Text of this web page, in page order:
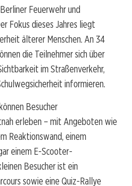
Feuerwehr und
Fokus dieses Jahres liegt
älterer Menschen. An 34
die Teilnehmer sich über
im Straßenverkehr,
informieren.
Besucher
erleben – mit Angeboten wie
Reaktionswand, einem
einem E-Scooter-
Besucher ist ein
sowie eine Quiz-Rallye